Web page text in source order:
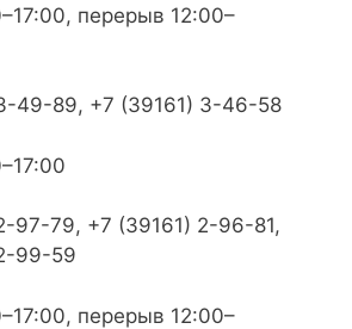
перерыв 12:00–
49-89, +7 (39161) 3-46-58
97-79, +7 (39161) 2-96-81,
99-59
перерыв 12:00–